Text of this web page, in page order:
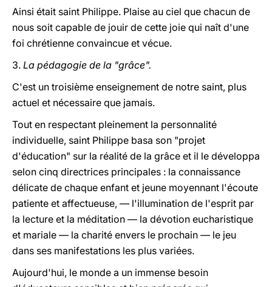
Ainsi était saint Philippe. Plaise au ciel que chacun de
nous soit capable de jouir de cette joie qui naît d'une
foi chrétienne convaincue et vécue.
3. La pédagogie de la "grâce".
C'est un troisième enseignement de notre saint, plus
actuel et nécessaire que jamais.
Tout en respectant pleinement la personnalité
individuelle, saint Philippe basa son "projet
d'éducation" sur la réalité de la grâce et il le développa
selon cinq directrices principales : la connaissance
délicate de chaque enfant et jeune moyennant l'écoute
patiente et affectueuse, — l'illumination de l'esprit par
la lecture et la méditation — la dévotion eucharistique
et mariale — la charité envers le prochain — le jeu
dans ses manifestations les plus variées.
Aujourd'hui, le monde a un immense besoin